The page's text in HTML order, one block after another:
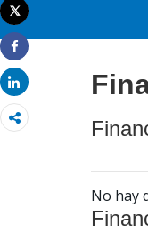
Imprimir
Tweet
Share
Share
No hay